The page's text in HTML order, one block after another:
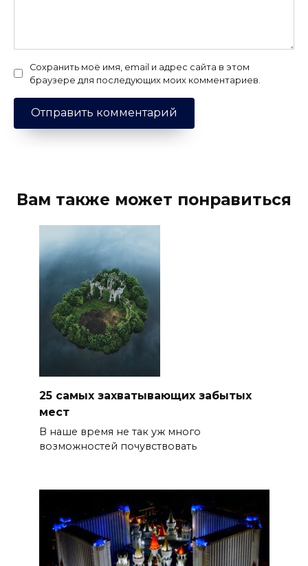
Сохранить моё имя, email и адрес сайта в этом
браузере для последующих моих комментариев.
Вам также может понравиться
25 самых захватывающих забытых
мест
В наше время не так уж много
возможностей почувствовать